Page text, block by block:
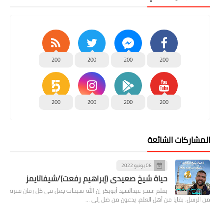
200
200
200
200
200
200
200
200
المشاركات الشائعة
06 يونيو 2022
حياة شيخ صعيدى (إبراهيم رفعت)/شيفاتايمز
بقلم :سحر عبدالسيد أبوبكر إن الله سبحانه جعل في كل زمان فترة
من الرسل، بقايا من أهل العلم، يدعون من ضل إلى …